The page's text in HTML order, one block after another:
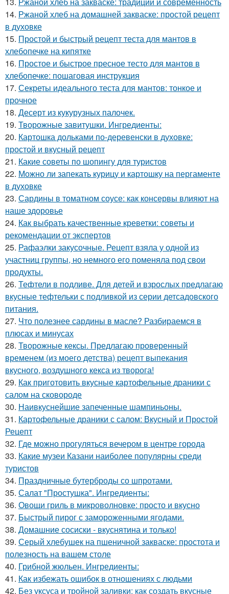
14. Ржаной хлеб на домашней закваске: простой рецепт
в духовке
15. Простой и быстрый рецепт теста для мантов в
хлебопечке на кипятке
16. Простое и быстрое пресное тесто для мантов в
хлебопечке: пошаговая инструкция
17. Секреты идеального теста для мантов: тонкое и
прочное
18. Десерт из кукурузных палочек.
19. Творожные завитушки. Ингредиенты:
20. Картошка дольками по-деревенски в духовке:
простой и вкусный рецепт
21. Какие советы по шопингу для туристов
22. Можно ли запекать курицу и картошку на пергаменте
в духовке
23. Сардины в томатном соусе: как консервы влияют на
наше здоровье
24. Как выбрать качественные креветки: советы и
рекомендации от экспертов
25. Рафаэлки закусочные. Рецепт взяла у одной из
участниц группы, но немного его поменяла под свои
продукты.
26. Тефтели в подливе. Для детей и взрослых предлагаю
вкусные тефтельки с подливкой из серии детсадовского
питания.
27. Что полезнее сардины в масле? Разбираемся в
плюсах и минусах
28. Творожные кексы. Предлагаю проверенный
временем (из моего детства) рецепт выпекания
вкусного, воздушного кекса из творога!
29. Как приготовить вкусные картофельные драники с
салом на сковороде
30. Наивкуснейшие запеченные шампиньоны.
31. Картофельные драники с салом: Вкусный и Простой
Рецепт
32. Где можно прогуляться вечером в центре города
33. Какие музеи Казани наиболее популярны среди
туристов
34. Праздничные бутерброды со шпротами.
35. Салат "Простушка". Ингредиенты:
36. Овощи гриль в микроволновке: просто и вкусно
37. Быстрый пирог с замороженными ягодами.
38. Домашние сосиски - вкуснятина и только!
39. Серый хлебушек на пшеничной закваске: простота и
полезность на вашем столе
40. Грибной жюльен. Ингредиенты:
41. Как избежать ошибок в отношениях с людьми
42. Без уксуса и тройной заливки: как создать вкусные